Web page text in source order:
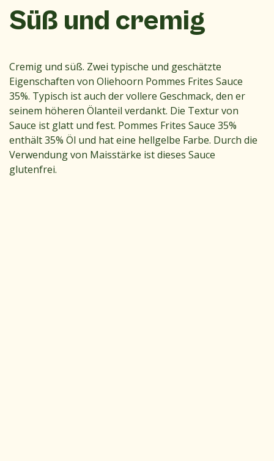
Süß und cremig
Cremig und süß. Zwei typische und geschätzte
Eigenschaften von Oliehoorn Pommes Frites Sauce
35%. Typisch ist auch der vollere Geschmack, den er
seinem höheren Ölanteil verdankt. Die Textur von
Sauce ist glatt und fest. Pommes Frites Sauce 35%
enthält 35% Öl und hat eine hellgelbe Farbe. Durch die
Verwendung von Maisstärke ist dieses Sauce
glutenfrei.